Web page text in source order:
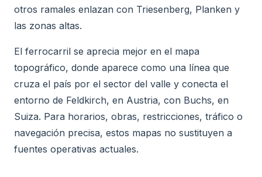
otros ramales enlazan con Triesenberg, Planken y
las zonas altas.
El ferrocarril se aprecia mejor en el mapa
topográfico, donde aparece como una línea que
cruza el país por el sector del valle y conecta el
entorno de Feldkirch, en Austria, con Buchs, en
Suiza. Para horarios, obras, restricciones, tráfico o
navegación precisa, estos mapas no sustituyen a
fuentes operativas actuales.